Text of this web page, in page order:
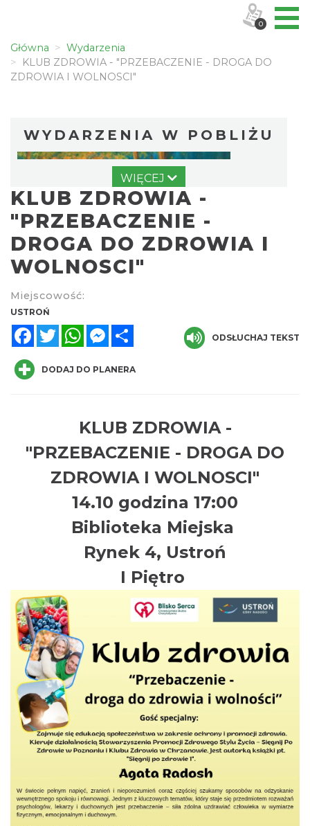
Główna
Wydarzenia
KLUB ZDROWIA - "PRZEBACZENIE - DROGA DO
ZDROWIA I WOLNOSCI"
WYDARZENIA W POBLIŻU
Wakacyjna Potańcówka na Czantorii
2.57 km
Memoriał im. Jana Śliwki
Zlot Pojazdów Zabytkowych
2026-08-16
6.07 km
Sierpniowe zwiedzanie Dworku
Myśliwskiego
WIĘCEJ
KLUB ZDROWIA -
"PRZEBACZENIE -
DROGA DO ZDROWIA I
WOLNOSCI"
Miejscowość:
USTROŃ
FacebookTwitterWhatsAppMessenger
ODSŁUCHAJ TEKST
DODAJ DO PLANERA
KLUB ZDROWIA -
"PRZEBACZENIE - DROGA DO
ZDROWIA I WOLNOSCI"
14.10 godzina 17:00
Biblioteka Miejska
Rynek 4, Ustroń
I Piętro
0